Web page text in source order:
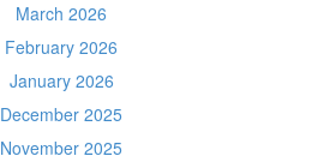
March 2026
February 2026
January 2026
December 2025
November 2025